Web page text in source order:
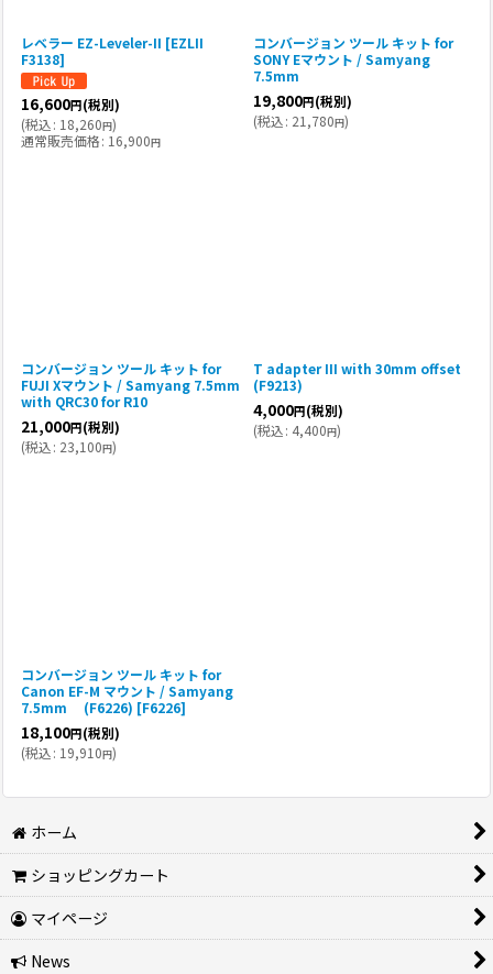
レベラー EZ-Leveler-II [EZLII
F3138]
16,600円(税別)
(税込: 18,260円)
通常販売価格: 16,900円
コンバージョン ツール キット for
SONY Eマウント / Samyang
7.5mm
19,800円(税別)
(税込: 21,780円)
コンバージョン ツール キット for
FUJI Xマウント / Samyang 7.5mm
with QRC30 for R10
21,000円(税別)
(税込: 23,100円)
T adapter III with 30mm offset
(F9213)
4,000円(税別)
(税込: 4,400円)
コンバージョン ツール キット for
Canon EF-M マウント / Samyang
7.5mm (F6226) [F6226]
18,100円(税別)
(税込: 19,910円)
ホーム
ショッピングカート
マイページ
News